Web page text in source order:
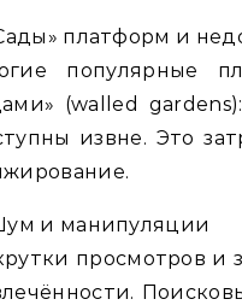
платформ и
популярные
(walled
извне. Это
и манипуляции
просмотров и